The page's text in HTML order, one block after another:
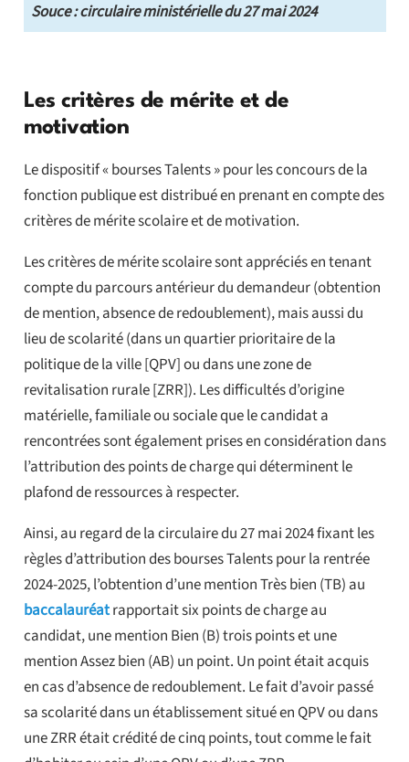
Souce : circulaire ministérielle du 27 mai 2024
Les critères de mérite et de
motivation
Le dispositif « bourses Talents » pour les concours de la
fonction publique est distribué en prenant en compte des
critères de mérite scolaire et de motivation.
Les critères de mérite scolaire sont appréciés en tenant
compte du parcours antérieur du demandeur (obtention
de mention, absence de redoublement), mais aussi du
lieu de scolarité (dans un quartier prioritaire de la
politique de la ville [QPV] ou dans une zone de
revitalisation rurale [ZRR]). Les difficultés d’origine
matérielle, familiale ou sociale que le candidat a
rencontrées sont également prises en considération dans
l’attribution des points de charge qui déterminent le
plafond de ressources à respecter.
Ainsi, au regard de la circulaire du 27 mai 2024 fixant les
règles d’attribution des bourses Talents pour la rentrée
2024-2025, l’obtention d’une mention Très bien (TB) au
baccalauréatrapportait six points de charge au
candidat, une mention Bien (B) trois points et une
mention Assez bien (AB) un point. Un point était acquis
en cas d’absence de redoublement. Le fait d’avoir passé
sa scolarité dans un établissement situé en QPV ou dans
une ZRR était crédité de cinq points, tout comme le fait